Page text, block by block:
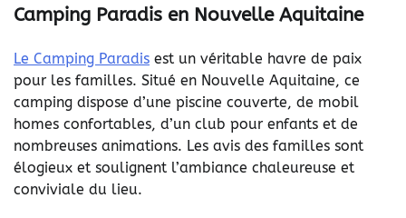
Camping Paradis en Nouvelle Aquitaine
Le Camping Paradis est un véritable havre de paix
pour les familles. Situé en Nouvelle Aquitaine, ce
camping dispose d’une piscine couverte, de mobil
homes confortables, d’un club pour enfants et de
nombreuses animations. Les avis des familles sont
élogieux et soulignent l’ambiance chaleureuse et
conviviale du lieu.